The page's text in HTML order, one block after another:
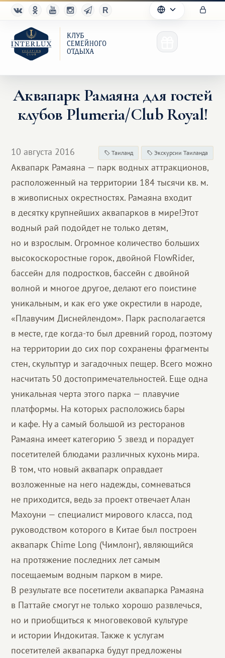
Клуб
Партнерам
Благотворительность
Аквапарк Рамаяна для гостей
клубов Plumeria/Club Royal!
10 августа 2016 Таиланд Экскурсии Таиланда
Аквапарк Рамаяна — парк водных аттракционов,
расположенный на территории 184 тысячи кв. м.
в живописных окрестностях. Рамаяна входит
в десятку крупнейших аквапарков в мире!Этот
водный рай подойдет не только детям,
но и взрослым. Огромное количество больших
высокоскоростные горок, двойной FlowRider,
бассейн для подростков, бассейн с двойной
волной и многое другое, делают его поистине
уникальным, и как его уже окрестили в народе,
«Плавучим Диснейлендом». Парк располагается
в месте, где когда-то был древний город, поэтому
на территории до сих пор сохранены фрагменты
стен, скульптур и загадочных пещер. Всего можно
насчитать 50 достопримечательностей. Еще одна
уникальная черта этого парка — плавучие
платформы. На которых расположись бары
и кафе. Ну а самый большой из ресторанов
Рамаяна имеет категорию 5 звезд и порадует
посетителей блюдами различных кухонь мира.
В том, что новый аквапарк оправдает
возложенные на него надежды, сомневаться
не приходится, ведь за проект отвечает Алан
Махоуни — специалист мирового класса, под
руководством которого в Китае был построен
аквапарк Chime Long (Чимлонг), являющийся
на протяжение последних лет самым
посещаемым водным парком в мире.
В результате все посетители аквапарка Рамаяна
в Паттайе смогут не только хорошо развлечься,
но и приобщиться к многовековой культуре
и истории Индокитая. Также к услугам
посетителей аквапарка будут предложены